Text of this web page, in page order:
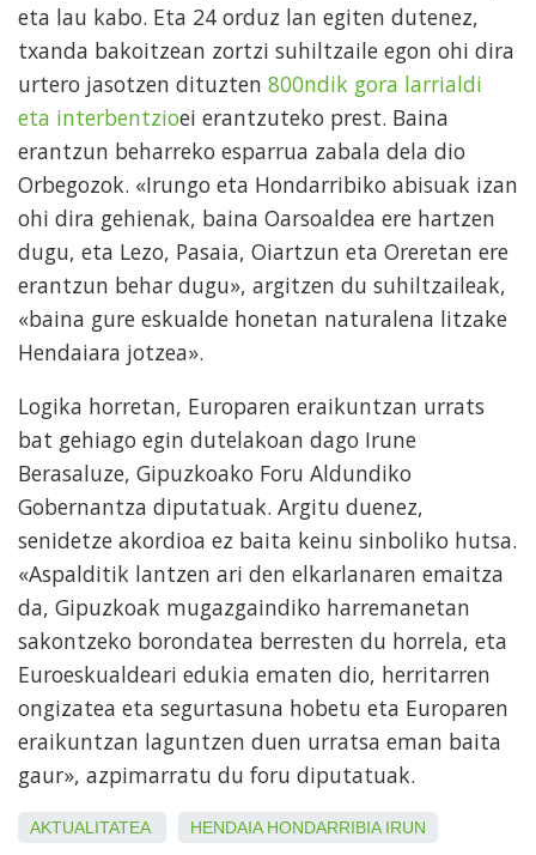
eta lau kabo. Eta 24 orduz lan egiten dutenez,
txanda bakoitzean zortzi suhiltzaile egon ohi dira
urtero jasotzen dituzten 800ndik gora larrialdi
eta interbentzioei erantzuteko prest. Baina
erantzun beharreko esparrua zabala dela dio
Orbegozok. «Irungo eta Hondarribiko abisuak izan
ohi dira gehienak, baina Oarsoaldea ere hartzen
dugu, eta Lezo, Pasaia, Oiartzun eta Oreretan ere
erantzun behar dugu», argitzen du suhiltzaileak,
«baina gure eskualde honetan naturalena litzake
Hendaiara jotzea».
Logika horretan, Europaren eraikuntzan urrats
bat gehiago egin dutelakoan dago Irune
Berasaluze, Gipuzkoako Foru Aldundiko
Gobernantza diputatuak. Argitu duenez,
senidetze akordioa ez baita keinu sinboliko hutsa.
«Aspalditik lantzen ari den elkarlanaren emaitza
da, Gipuzkoak mugazgaindiko harremanetan
sakontzeko borondatea berresten du horrela, eta
Euroeskualdeari edukia ematen dio, herritarren
ongizatea eta segurtasuna hobetu eta Europaren
eraikuntzan laguntzen duen urratsa eman baita
gaur», azpimarratu du foru diputatuak.
AKTUALITATEA HENDAIA HONDARRIBIA IRUN